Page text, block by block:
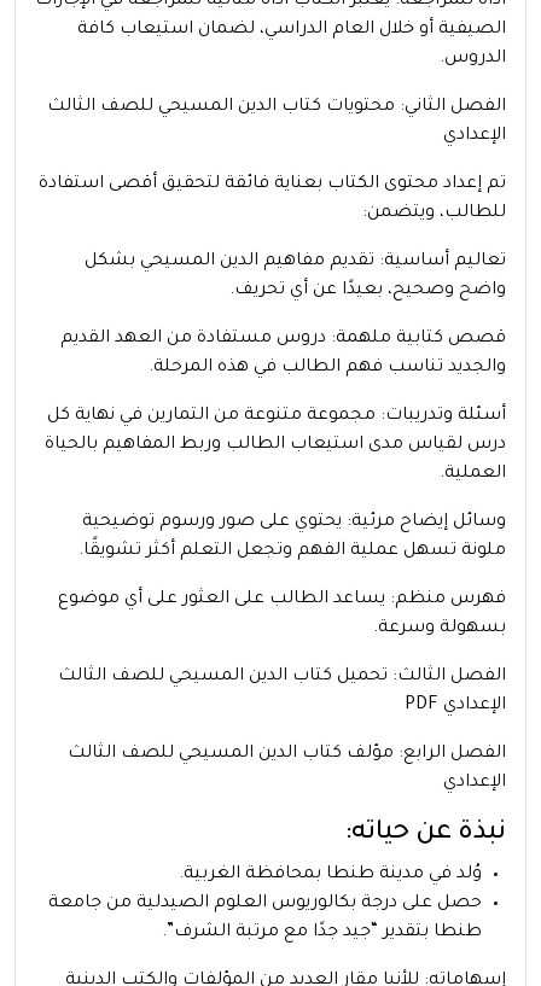
الصيفية أو خلال العام الدراسي، لضمان استيعاب كافة
الدروس.
الفصل الثاني: محتويات كتاب الدين المسيحي للصف الثالث
الإعدادي
تم إعداد محتوى الكتاب بعناية فائقة لتحقيق أقصى استفادة
للطالب، ويتضمن:
تعاليم أساسية: تقديم مفاهيم الدين المسيحي بشكل
واضح وصحيح، بعيدًا عن أي تحريف.
قصص كتابية ملهمة: دروس مستفادة من العهد القديم
والجديد تناسب فهم الطالب في هذه المرحلة.
أسئلة وتدريبات: مجموعة متنوعة من التمارين في نهاية كل
درس لقياس مدى استيعاب الطالب وربط المفاهيم بالحياة
العملية.
وسائل إيضاح مرئية: يحتوي على صور ورسوم توضيحية
ملونة تسهل عملية الفهم وتجعل التعلم أكثر تشويقًا.
فهرس منظم: يساعد الطالب على العثور على أي موضوع
بسهولة وسرعة.
الفصل الثالث: تحميل كتاب الدين المسيحي للصف الثالث
الإعدادي PDF
الفصل الرابع: مؤلف كتاب الدين المسيحي للصف الثالث
الإعدادي
نبذة عن حياته:
وُلد في مدينة طنطا بمحافظة الغربية.
حصل على درجة بكالوريوس العلوم الصيدلية من جامعة
طنطا بتقدير “جيد جدًا مع مرتبة الشرف”.
إسهاماته: للأنبا مقار العديد من المؤلفات والكتب الدينية